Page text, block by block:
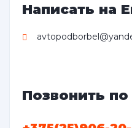
Написать на
Позвонить